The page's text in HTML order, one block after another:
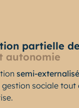
partielle
autonomie
semi-
sociale tout